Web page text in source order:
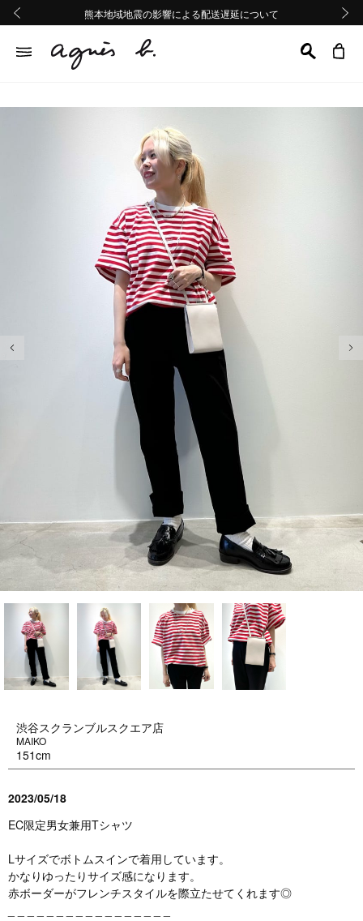
熊本地域地震の影響による配送遅延について
Summer Sale 2buy10%OFF!!
熊本地域地震の影響による配送遅延について
Summer Sale 2buy10%OFF!!
前の画像
渋谷スクランブルスクエア店
MAIKO
151cm
2023/05/18
EC限定男女兼用Tシャツ
Lサイズでボトムスインで着用しています。
かなりゆったりサイズ感になります。
赤ボーダーがフレンチスタイルを際立たせてくれます◎